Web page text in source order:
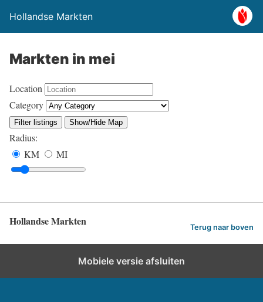
Hollandse Markten
Markten in mei
Location
Category
Filter listings Show/Hide Map
Radius:
KM
MI
Hollandse Markten Terug naar boven
Mobiele versie afsluiten